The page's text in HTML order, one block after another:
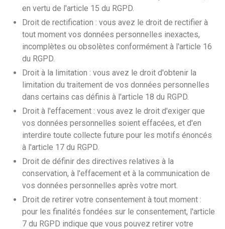
en vertu de l'article 15 du RGPD.
Droit de rectification : vous avez le droit de rectifier à
tout moment vos données personnelles inexactes,
incomplètes ou obsolètes conformément à l'article 16
du RGPD.
Droit à la limitation : vous avez le droit d'obtenir la
limitation du traitement de vos données personnelles
dans certains cas définis à l'article 18 du RGPD.
Droit à l'effacement : vous avez le droit d'exiger que
vos données personnelles soient effacées, et d'en
interdire toute collecte future pour les motifs énoncés
à l'article 17 du RGPD.
Droit de définir des directives relatives à la
conservation, à l'effacement et à la communication de
vos données personnelles après votre mort.
Droit de retirer votre consentement à tout moment :
pour les finalités fondées sur le consentement, l'article
7 du RGPD indique que vous pouvez retirer votre